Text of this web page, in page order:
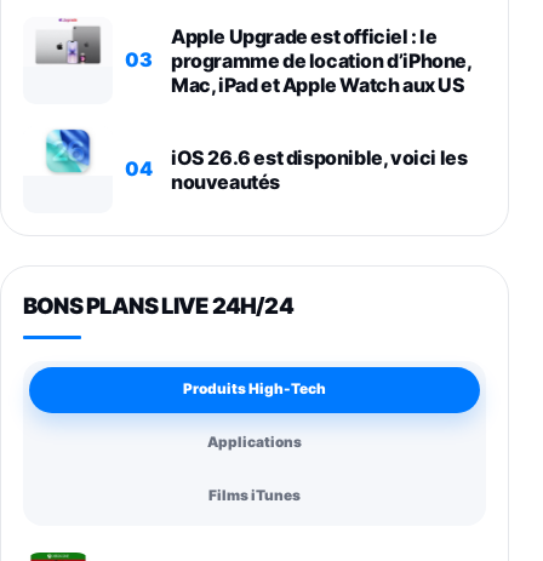
03
Apple Upgrade est officiel : le
programme de location d’iPhone,
Mac, iPad et Apple Watch aux US
04
iOS 26.6 est disponible, voici les
nouveautés
BONS PLANS LIVE 24H/24
Produits High-Tech
Applications
Films iTunes